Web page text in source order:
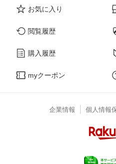
お気に入り
閲覧履歴
購入履歴
myクーポン
企業情報 個人情報